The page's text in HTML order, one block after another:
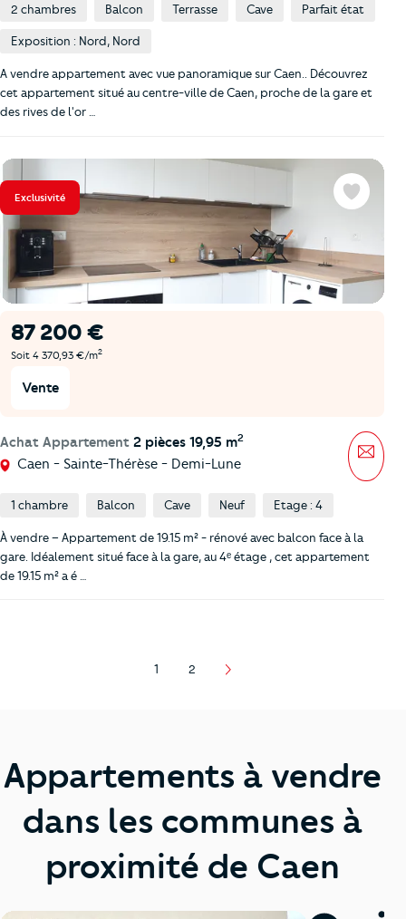
2 chambres Balcon Terrasse Cave Parfait état
Exposition : Nord, Nord
A vendre appartement avec vue panoramique sur Caen.. Découvrez
cet appartement situé au centre-ville de Caen, proche de la gare et
des rives de l'or …
Exclusivité
87 200 €
Soit 4 370,93 €/m2
Vente
Achat Appartement 2 pièces 19,95 m2
Caen - Sainte-Thérèse - Demi-Lune
Favoris
1 chambre Balcon Cave Neuf Etage : 4
À vendre – Appartement de 19.15 m² - rénové avec balcon face à la
gare. Idéalement situé face à la gare, au 4ᵉ étage , cet appartement
de 19.15 m² a é …
Page
1
Page
2
Appartements à vendre
dans les communes à
proximité de Caen